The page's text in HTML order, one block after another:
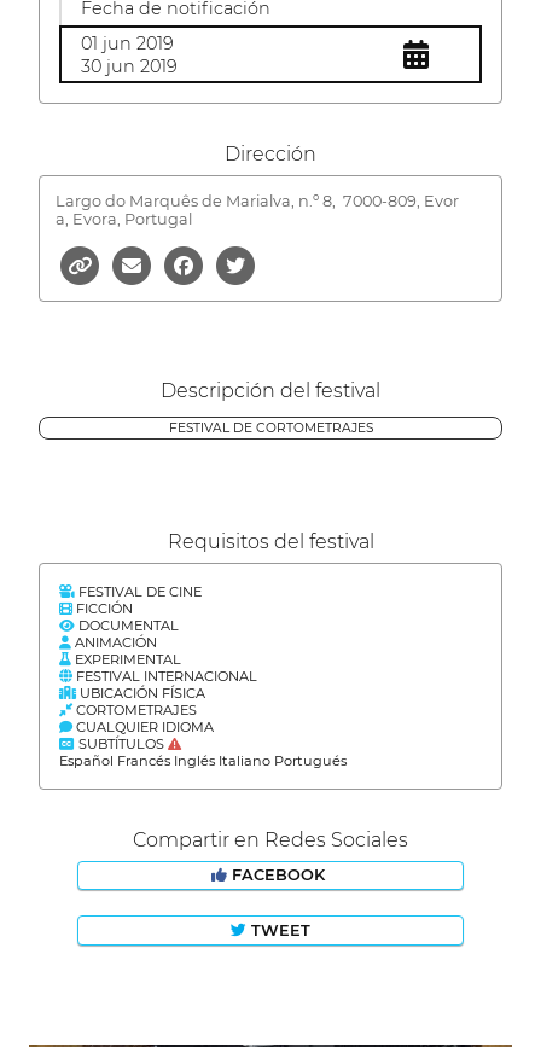
Fecha de notificación
01 jun 2019
30 jun 2019
Dirección
Largo do Marquês de Marialva, n.º 8, 7000-809, Evor
a, Evora, Portugal
Descripción del festival
FESTIVAL DE CORTOMETRAJES
Requisitos del festival
FESTIVAL DE CINE
FICCIÓN
DOCUMENTAL
ANIMACIÓN
EXPERIMENTAL
FESTIVAL INTERNACIONAL
UBICACIÓN FÍSICA
CORTOMETRAJES
CUALQUIER IDIOMA
SUBTÍTULOS
Español Francés Inglés Italiano Portugués
Compartir en Redes Sociales
FACEBOOK
TWEET